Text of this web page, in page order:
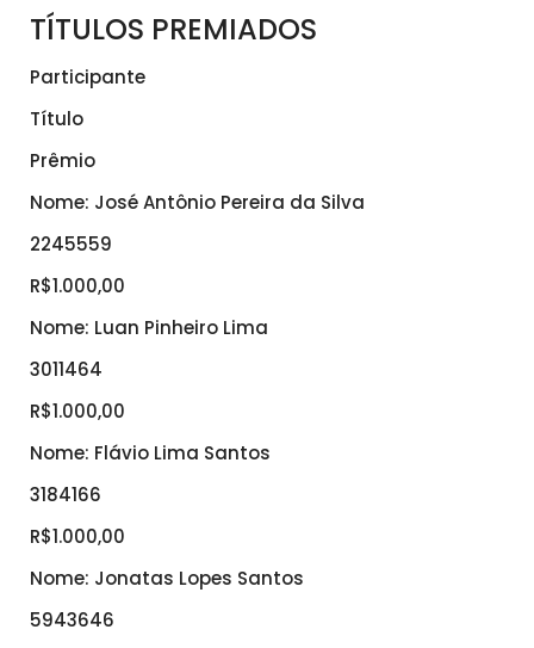
TÍTULOS PREMIADOS
Participante
Título
Prêmio
Nome: José Antônio Pereira da Silva
2245559
R$1.000,00
Nome: Luan Pinheiro Lima
3011464
R$1.000,00
Nome: Flávio Lima Santos
3184166
R$1.000,00
Nome: Jonatas Lopes Santos
5943646